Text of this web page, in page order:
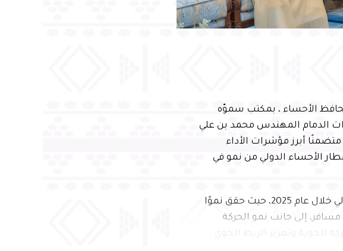
الأحساء ، بمكتب سموّه
الدمام المهندس محمد بن علي
الذي سلّم سموّه التقرير السنوي للشركة لعام 2025، متضمنًا أبرز مؤشرات الأداء
الأحساء الدولي من نمو في
واطّلع سموّه خلال اللقاء على أبرز منجزات مطار الأحساء الدولي خلال عام 2025، حيث حقق نموًا
بنسبة (5.4%)، ليتجاوز عددهم (176) ألف مسافر، إلى جانب نمو الحركة